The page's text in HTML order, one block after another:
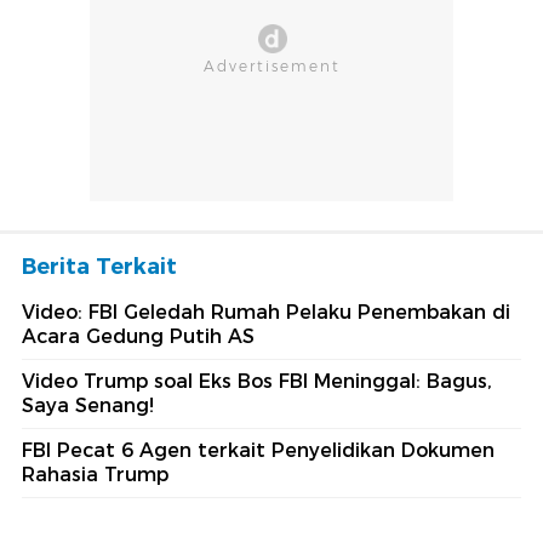
Berita Terkait
Video: FBI Geledah Rumah Pelaku Penembakan di
Acara Gedung Putih AS
Video Trump soal Eks Bos FBI Meninggal: Bagus,
Saya Senang!
FBI Pecat 6 Agen terkait Penyelidikan Dokumen
Rahasia Trump